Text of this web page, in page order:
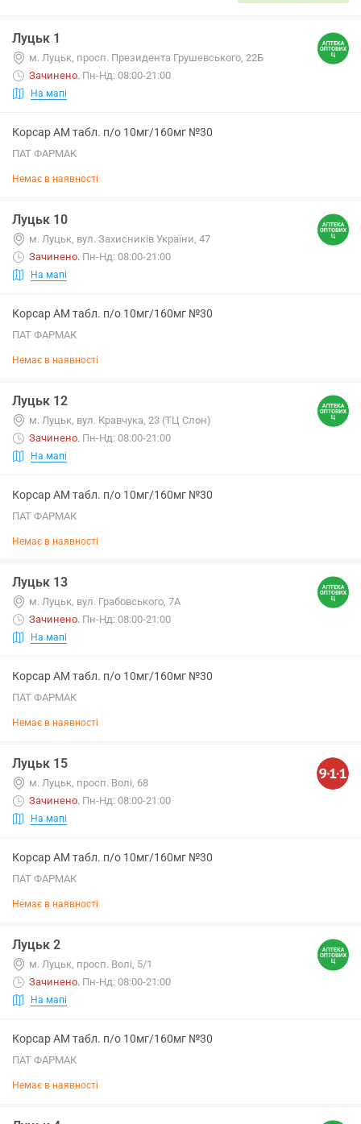
Луцьк 1
м. Луцьк, просп. Президента Грушевського, 22Б
Зачинено. Пн-Нд: 08:00-21:00
На мапі
Корсар АМ табл. п/о 10мг/160мг №30
ПАТ ФАРМАК
Немає в наявності
Луцьк 10
м. Луцьк, вул. Захисників України, 47
Зачинено. Пн-Нд: 08:00-21:00
На мапі
Корсар АМ табл. п/о 10мг/160мг №30
ПАТ ФАРМАК
Немає в наявності
Луцьк 12
м. Луцьк, вул. Кравчука, 23 (ТЦ Слон)
Зачинено. Пн-Нд: 08:00-21:00
На мапі
Корсар АМ табл. п/о 10мг/160мг №30
ПАТ ФАРМАК
Немає в наявності
Луцьк 13
м. Луцьк, вул. Грабовського, 7А
Зачинено. Пн-Нд: 08:00-21:00
На мапі
Корсар АМ табл. п/о 10мг/160мг №30
ПАТ ФАРМАК
Немає в наявності
Луцьк 15
м. Луцьк, просп. Волі, 68
Зачинено. Пн-Нд: 08:00-21:00
На мапі
Корсар АМ табл. п/о 10мг/160мг №30
ПАТ ФАРМАК
Немає в наявності
Луцьк 2
м. Луцьк, просп. Волі, 5/1
Зачинено. Пн-Нд: 08:00-21:00
На мапі
Корсар АМ табл. п/о 10мг/160мг №30
ПАТ ФАРМАК
Немає в наявності